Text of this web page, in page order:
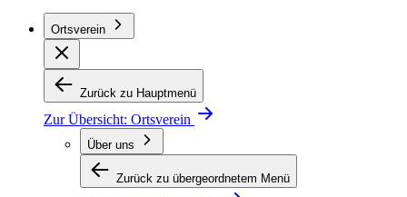
Ortsverein
Zurück zu Hauptmenü
Zur Übersicht: Ortsverein
Über uns
Zurück zu übergeordnetem Menü